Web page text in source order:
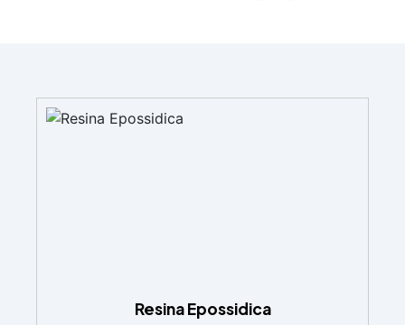
Resina Epossidica